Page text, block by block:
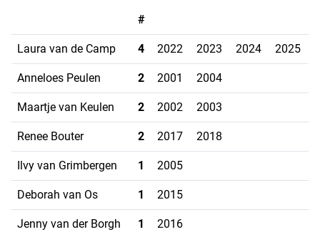
#
Laura van de Camp 4 2022 2023 2024 2025
Anneloes Peulen 2 2001 2004
Maartje van Keulen 2 2002 2003
Renee Bouter 2 2017 2018
Ilvy van Grimbergen 1 2005
Deborah van Os 1 2015
Jenny van der Borgh 1 2016